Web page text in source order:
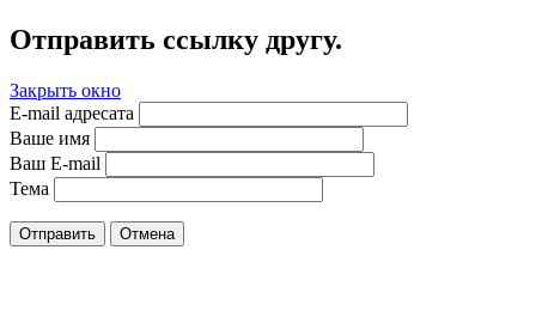
Отправить ссылку другу.
Закрыть окно
E-mail адресата
Ваше имя
Ваш E-mail
Тема
Отправить Отмена